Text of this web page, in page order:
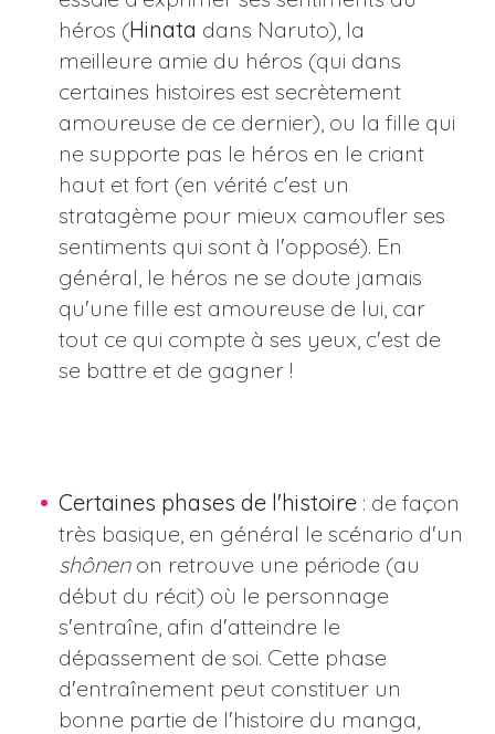
héros (Hinata dans Naruto), la
meilleure amie du héros (qui dans
certaines histoires est secrètement
amoureuse de ce dernier), ou la fille qui
ne supporte pas le héros en le criant
haut et fort (en vérité c'est un
stratagème pour mieux camoufler ses
sentiments qui sont à l'opposé). En
général, le héros ne se doute jamais
qu'une fille est amoureuse de lui, car
tout ce qui compte à ses yeux, c'est de
se battre et de gagner !
Certaines phases de l'histoire: de façon
très basique, en général le scénario d'un
shônen on retrouve une période (au
début du récit) où le personnage
s'entraîne, afin d'atteindre le
dépassement de soi. Cette phase
d'entraînement peut constituer un
bonne partie de l'histoire du manga,